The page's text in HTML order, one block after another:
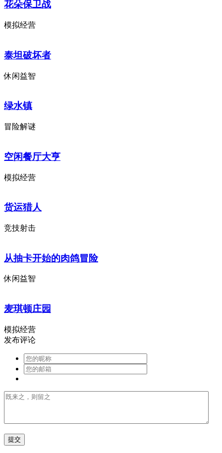
花朵保卫战
模拟经营
泰坦破坏者
休闲益智
绿水镇
冒险解谜
空闲餐厅大亨
模拟经营
货运猎人
竞技射击
从抽卡开始的肉鸽冒险
休闲益智
麦琪顿庄园
模拟经营
发布评论